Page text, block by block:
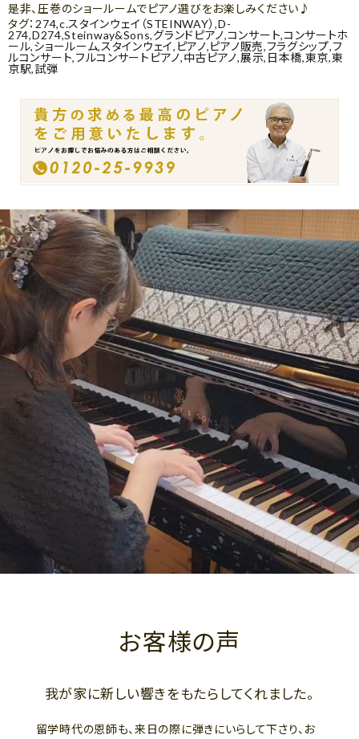
是非、圧巻のショールームでピアノ選びをお楽しみください♪
タグ： 274,c.スタインウェイ（STEINWAY）,D-
274,D274,Steinway&Sons,グランドピアノ,コンサート,コンサートホ
ール,ショールーム,スタインウェイ, ピアノ,ピアノ販売,フラグシップ,フ
ルコンサート,フルコンサートピアノ,中古ピアノ,展示, 日本橋,東京,東
京駅,試弾
お客様の声
我が家に新しい響きをもたらしてくれました。
留学時代の恩師も、来日の際に弾きにいらして下さり、お